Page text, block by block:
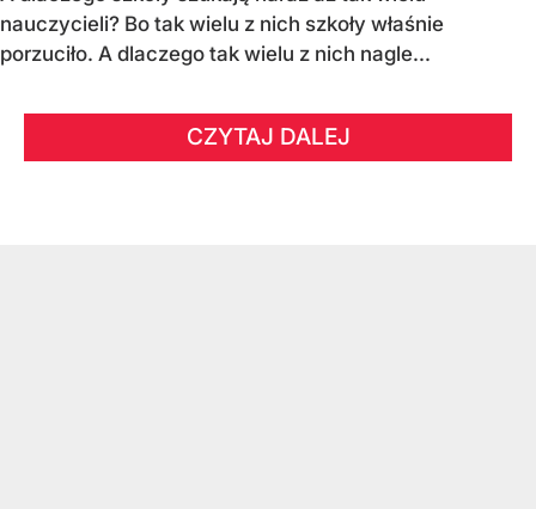
nauczycieli? Bo tak wielu z nich szkoły właśnie
porzuciło. A dlaczego tak wielu z nich nagle...
CZYTAJ DALEJ